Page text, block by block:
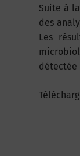
Suite à
des
Les
détectée